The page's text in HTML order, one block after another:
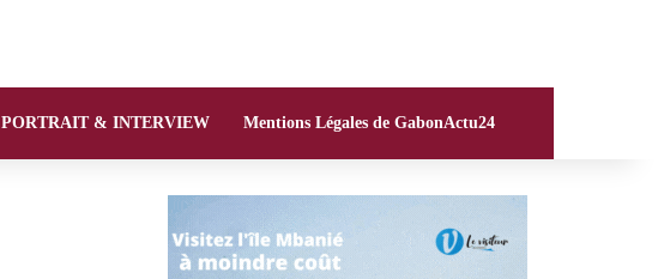
PORTRAIT & INTERVIEW Mentions Légales de GabonActu24